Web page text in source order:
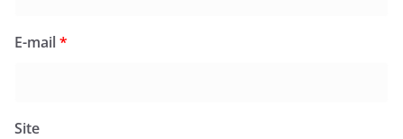
E-mail*
Site